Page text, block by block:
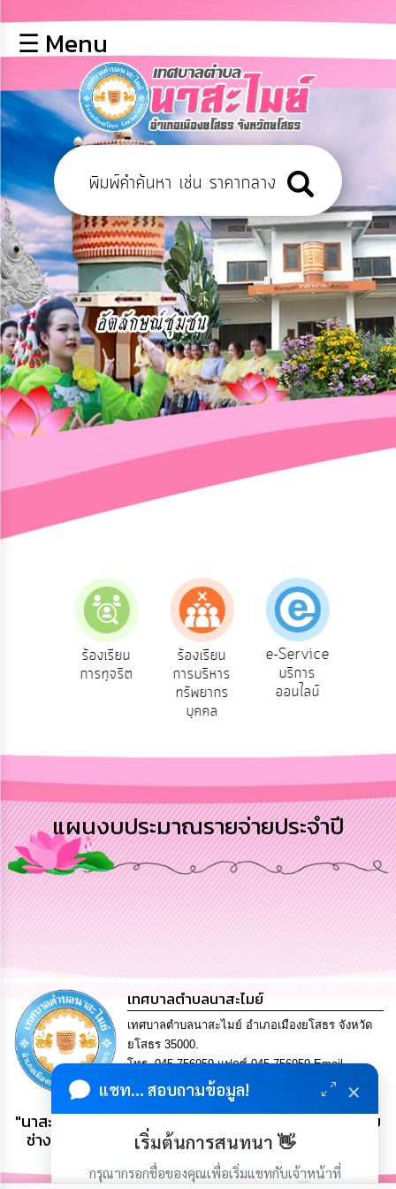
หลัก
ข้อมูล
ฐาน
บุคลากร
ข่าว
ประชาสัมพันธ์
การ
เปิด
เผย
ข้อมูล
สาธารณะ
OIT
การ
ปฏิสัมพันธ์
ความ
ยุทธศาสตร์/
ทรัพยากร
การ
บริหาร
งาน
การ
ส่ง
การ
จัด
ซื้อ
จัด
จ้าง
การ
เงิน
การ
☰ Menu
ร้องเรียน
การทุจริต
ร้องเรียน
การบริหาร
ทรัพยากร
บุคคล
e-Service
บริการ
ออนไลน์
แผนงบประมาณรายจ่ายประจำปี
เทศบาลตำบลนาสะไมย์
เทศบาลตำบลนาสะไมย์ อำเภอเมืองยโสธร จังหวัด
ยโสธร 35000.
โทร. 045-756959 แฟกซ์ 045-756959 Email
saraban@nasamai.go.th
"นาสะไมย์ กระติบข้าวใหญ่ ลายไม้แกะสลักลือชื่อ ฝีมือเยี่ยม
ช่างหล่อ ขอขิกเสียงดี ที่ระลึกเกวียนงาม เลิศล้ำแผ่นดิน
ธรรม แผ่นดินทอง"
แชท... สอบถามข้อมูล! ×
เริ่มต้นการสนทนา 👋
กรุณากรอกชื่อของคุณเพื่อเริ่มแชทกับเจ้าหน้าที่